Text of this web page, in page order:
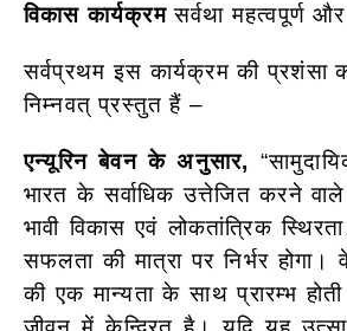
विकास कार्यक्रमसर्वथा महत्वपूर्ण
सर्वप्रथम इस कार्यक्रम की
निम्नवत् प्रस्तुत हैं –
एन्यूरिन बेवन के अनुसार,
भारत के सर्वाधिक उत्तेजित करने
भावी विकास एवं लोकतांत्रिक
सफलता की मात्रा पर निर्भर होगा।
की एक मान्यता के साथ प्रारम्भ